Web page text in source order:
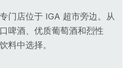
门店位于 IGA 超市旁边。从
啤酒、优质葡萄酒和烈性
料中选择。